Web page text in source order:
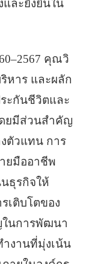
และยั่งยืนใน
คุณวิ
หาร และผลัก
ะกันชีวิตและ
ยมีส่วนสำคัญ
ตัวแทน การ
ยมืออาชีพ
ธุรกิจให้
เติบโตของ
นการพัฒนา
งานที่มุ่งเน้น